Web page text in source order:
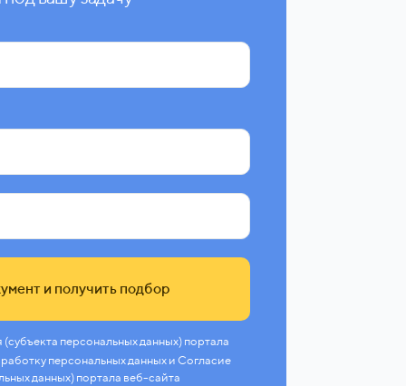
и получить подбор
персональных данных) портала
персональных данных и Согласие
данных) портала веб-сайта